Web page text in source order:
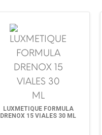
LUXMETIQUE FORMULA
DRENOX 15 VIALES 30 ML